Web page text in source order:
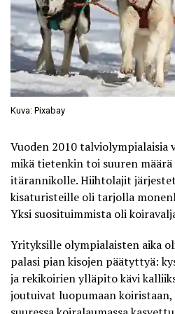
Kuva: Pixabay
Vuoden 2010 talviolympialaisia
mikä tietenkin toi suuren
itärannikolle. Hiihtolajit
kisaturisteille oli tarjolla
Yksi suosituimmista oli
Yrityksille olympialaisten aika
palasi pian kisojen päätyttyä:
ja rekikoirien ylläpito kävi
joutuivat luopumaan